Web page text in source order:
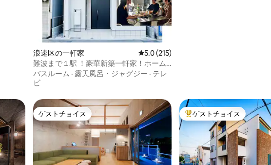
浪速区の一軒家 レビュー215件、5つ星中5.0つ星の平均評
5.0 (215)
難波まで１駅 ！豪華新築一軒家！ホーム
エレベーター付 ! 200㎡！
バスルーム · 露天風呂・ジャグジー · テレ
ビ
ゲストチョイス
ゲストチョイス 大好評のゲストチョイスです
ゲストチョイス